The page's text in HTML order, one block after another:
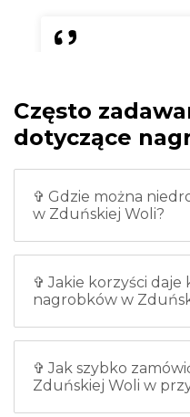
zamówiłam
Zduńskiej Woli ze
Wszystko zostało
bardzo dokładnie i
mam żadnych
Instalację również
profesjonaliści, więc
polecam.
Maria
Często
dotyczące
✞ Gdzie można
w Zduńskiej Woli?
✞ Jakie korzyści daje
nagrobków w
✞ Jak szybko
Zduńskiej Woli w